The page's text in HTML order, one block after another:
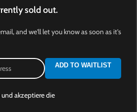
sold out.
and we'll let you know as soon as it's
ADD TO WAITLIST
und akzeptiere die